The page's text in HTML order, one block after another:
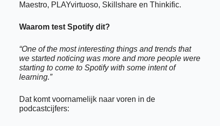
Maestro, PLAYvirtuoso, Skillshare en Thinkific.
Waarom test Spotify dit?
“One of the most interesting things and trends that
we started noticing was more and more people were
starting to come to Spotify with some intent of
learning.”
Dat komt voornamelijk naar voren in de
podcastcijfers: